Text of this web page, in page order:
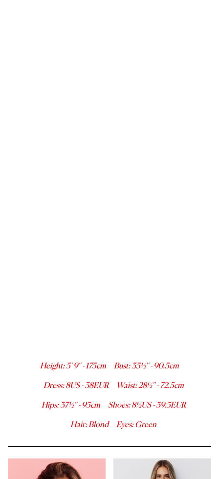
Height:5' 9''-175cm Bust:35½''- 90.5cm
Dress:8US -38EUR Waist:28½''-72.5cm
Hips:37½''-95cm Shoes:8½US -39.5EUR
Hair:Blond Eyes:Green